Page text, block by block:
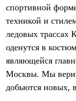
Софтшелл одежда
Куртки
Брюки
Лёгкая одежда
Рубашки
Футболки
Толстовки
Брюки
Термобелье
спортивной
техникой и
ледовых трассах
оденутся в
являющейся
Москвы. Мы
добьются новых,